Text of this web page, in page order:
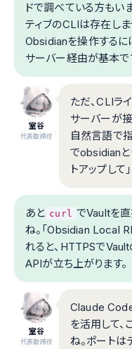
ドで調べている方もい
ティブのCLIは存在し
Obsidianを操作するに
サーバー経由が基本で
室谷
代表取締役
ただ、CLIラ
サーバーが
自然言語で
でobsidianと
トアップして
あと curl でVaultを
ね。「Obsidian Local
れると、HTTPSでVault
APIが立ち上がります。
室谷
代表取締役
Claude
を活用して、
ね。ポートは